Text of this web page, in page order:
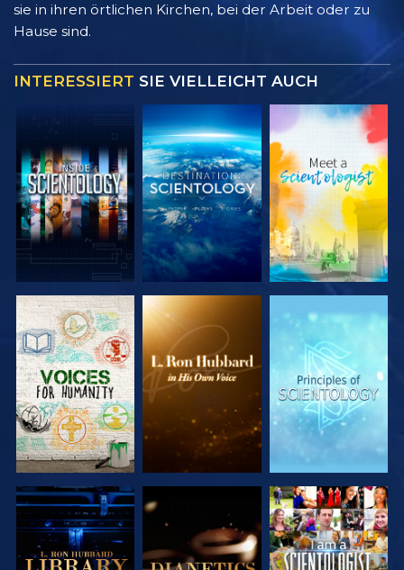
sie in ihren örtlichen Kirchen, bei der Arbeit oder zu
Hause sind.
INTERESSIERT SIE VIELLEICHT AUCH
SERIE
ENTDECKEN
SERIE
ENTDECKEN
SERIE
ENTDECKEN
SERIE
ENTDECKEN
SERIE
ENTDECKEN
ANSEHEN